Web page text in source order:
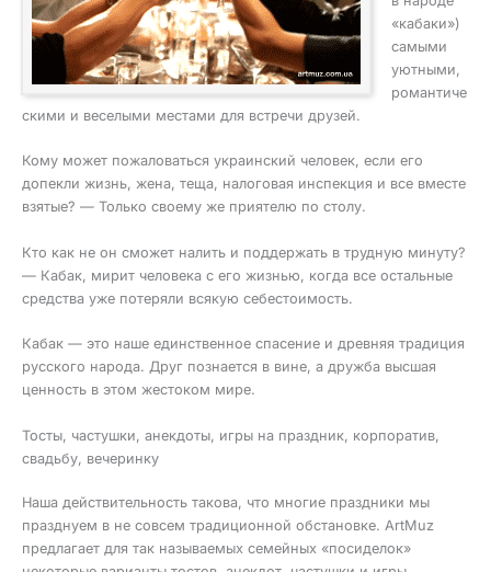
«кабаки»)
самыми
уютными,
романтиче
скими и веселыми местами для встречи друзей.
Кому может пожаловаться украинский человек, если его
допекли жизнь, жена, теща, налоговая инспекция и все вместе
взятые? — Только своему же приятелю по столу.
Кто как не он сможет налить и поддержать в трудную минуту?
— Кабак, мирит человека с его жизнью, когда все остальные
средства уже потеряли всякую себестоимость.
Кабак — это наше единственное спасение и древняя традиция
русского народа. Друг познается в вине, а дружба высшая
ценность в этом жестоком мире.
Тосты, частушки, анекдоты, игры на праздник, корпоратив,
свадьбу, вечеринку
Наша действительность такова, что многие праздники мы
празднуем в не совсем традиционной обстановке. ArtMuz
предлагает для так называемых семейных «посиделок»